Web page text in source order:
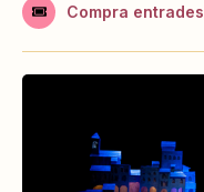
Compra entrades